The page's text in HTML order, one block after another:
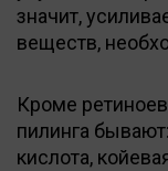
значит,
веществ,
Кроме
пилинга
кислота,